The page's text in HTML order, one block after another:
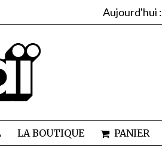
Aujourd'hui :
LA BOUTIQUE PANIER